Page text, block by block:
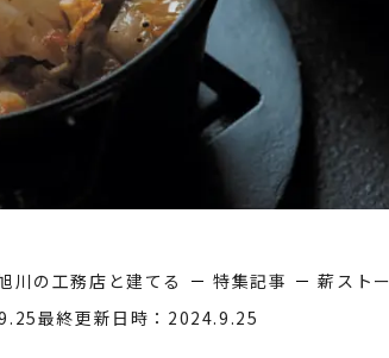
最終更新日時：2024.9.25
川の工務店と建てる 特集記事 薪スト